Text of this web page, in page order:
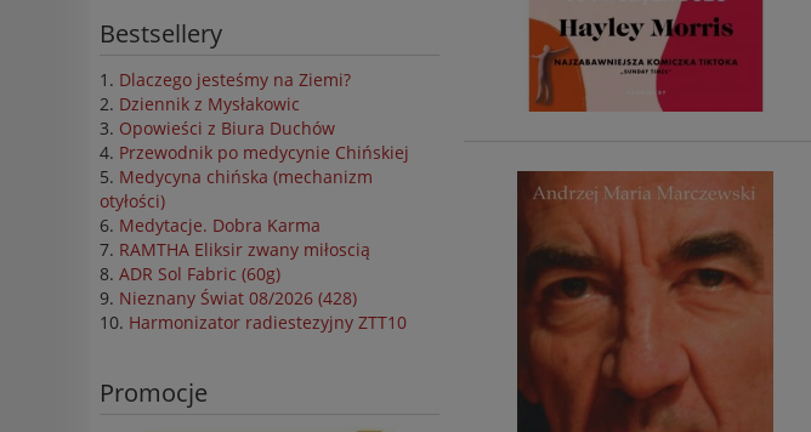
Bestsellery
Dlaczego jesteśmy na Ziemi?
Dziennik z Mysłakowic
Opowieści z Biura Duchów
Przewodnik po medycynie Chińskiej
Medycyna chińska (mechanizm
otyłości)
Medytacje. Dobra Karma
RAMTHA Eliksir zwany miłoscią
ADR Sol Fabric (60g)
Nieznany Świat 08/2026 (428)
Harmonizator radiestezyjny ZTT10
Promocje